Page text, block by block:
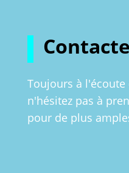
Toujours à
n'hésitez pas à
pour de plus